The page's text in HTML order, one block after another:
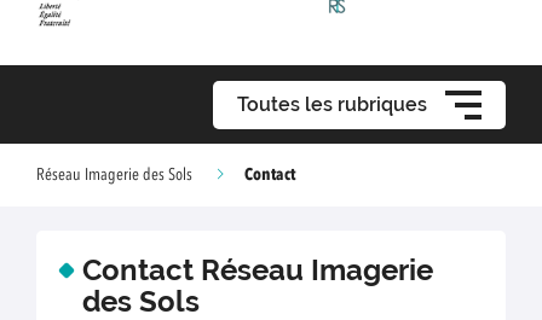
Toutes les rubriques
Réseau Imagerie des Sols Contact
Contact Réseau Imagerie
des Sols